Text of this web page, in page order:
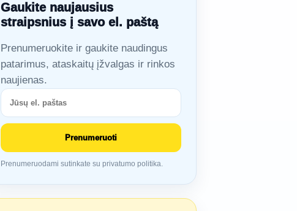
Gaukite naujausius
straipsnius į savo el. paštą
Prenumeruokite ir gaukite naudingus
patarimus, ataskaitų įžvalgas ir rinkos
naujienas.
Prenumeruoti
Prenumeruodami sutinkate su privatumo politika.